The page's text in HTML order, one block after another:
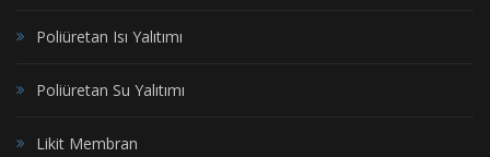
Poliüretan Isı Yalıtımı
Poliüretan Su Yalıtımı
Likit Membran